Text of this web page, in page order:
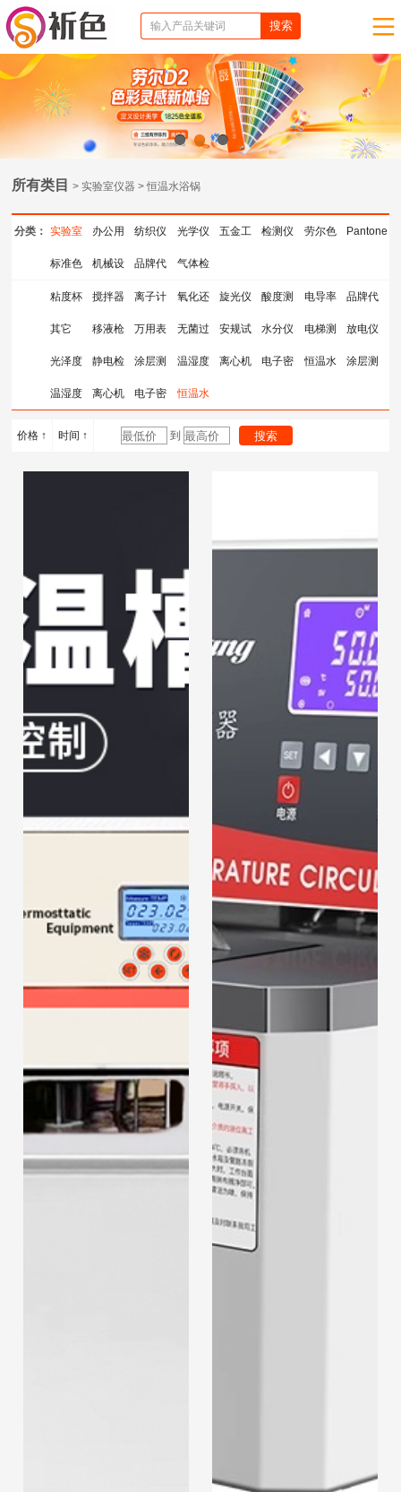
2 3
所有类目> 实验室仪器 > 恒温水浴锅
分类： 实验室
仪器
办公用
品
纺织仪
器
光学仪
器
五金工 检测仪 劳尔色 Pantone
标准色
卡
机械设
备
品牌代
理
气体检
测仪器
粘度杯 搅拌器 离子计
测量仪
氧化还
原电位
计
旋光仪 酸度测
量仪
电导率
仪
品牌代
理
其它 移液枪 万用表 无菌过
滤器
安规试
验指
水分仪
检测仪
电梯测
试检测
放电仪
光泽度
仪
静电检
测仪
涂层测
厚仪
温湿度
计
离心机 电子密 恒温水 涂层测
温湿度 离心机 电子密
度计
恒温水
浴锅
价格 ↑ 时间 ↑ 到